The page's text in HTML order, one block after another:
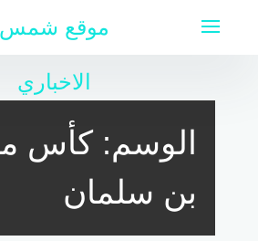
موقع شمس
الاخباري
الوسم:كأس
بن سلمان